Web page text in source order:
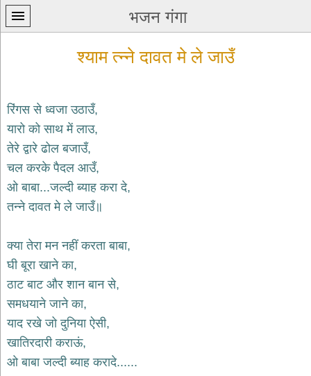
भजन गंगा
प्रथम
पन्ना
कृष्ण
भजन
krishna
शिव
भजन
shiv
bhajans
हनुमान
भजन
hanuman
bhajans
साईं
श्याम त्न्ने दावत मे ले जाउँ
रिंगस से ध्वजा उठाउँ,
यारो को साथ में लाउ,
तेरे द्वारे ढोल बजाउँ,
चल करके पैदल आउँ,
ओ बाबा...जल्दी ब्याह करा दे,
तन्ने दावत मे ले जाउँ॥
क्या तेरा मन नहीं करता बाबा,
घी बूरा खाने का,
ठाट बाट और शान बान से,
समधयाने जाने का,
याद रखे जो दुनिया ऐसी,
खातिरदारी कराऊं,
ओ बाबा जल्दी ब्याह करादे......